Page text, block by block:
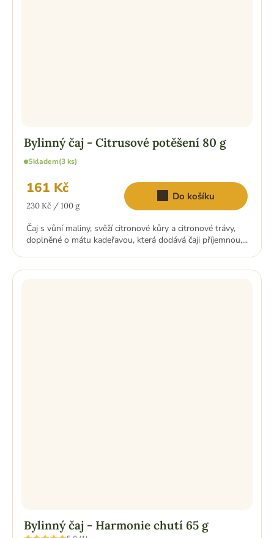
Bylinný čaj - Citrusové potěšení 80 g
Skladem(3 ks)
161 Kč
Měrná
230 Kč / 100 g
Do košíku
Čaj s vůní maliny, svěží citronové kůry a citronové trávy,
doplněné o mátu kadeřavou, která dodává čaji příjemnou,...
Bylinný čaj - Harmonie chutí 65 g